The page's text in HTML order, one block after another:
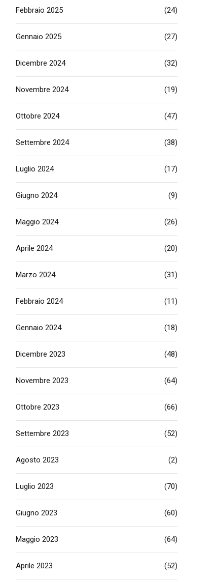
Febbraio 2025 (24)
Gennaio 2025 (27)
Dicembre 2024 (32)
Novembre 2024 (19)
Ottobre 2024 (47)
Settembre 2024 (38)
Luglio 2024 (17)
Giugno 2024 (9)
Maggio 2024 (26)
Aprile 2024 (20)
Marzo 2024 (31)
Febbraio 2024 (11)
Gennaio 2024 (18)
Dicembre 2023 (48)
Novembre 2023 (64)
Ottobre 2023 (66)
Settembre 2023 (52)
Agosto 2023 (2)
Luglio 2023 (70)
Giugno 2023 (60)
Maggio 2023 (64)
Aprile 2023 (52)